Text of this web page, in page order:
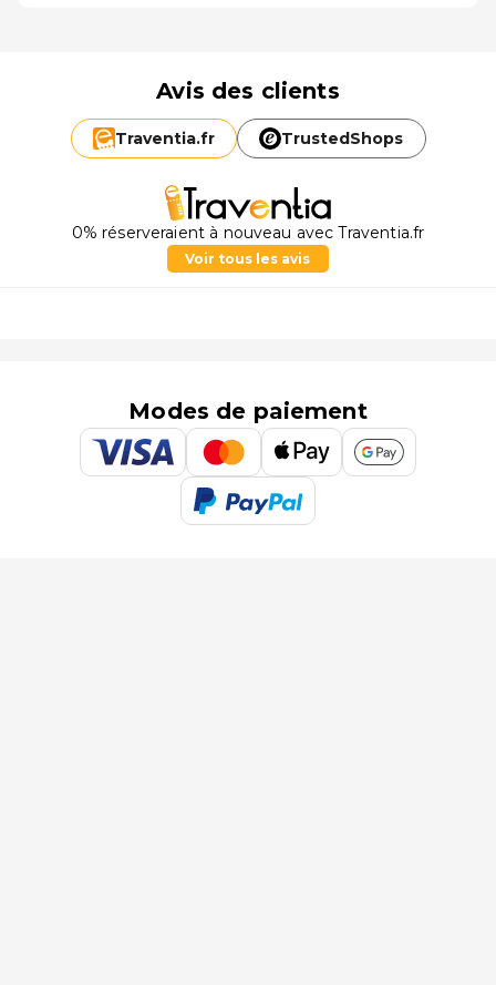
Avis des clients
Traventia.fr TrustedShops
0% réserveraient à nouveau avec Traventia.fr
Voir tous les avis
Modes de paiement